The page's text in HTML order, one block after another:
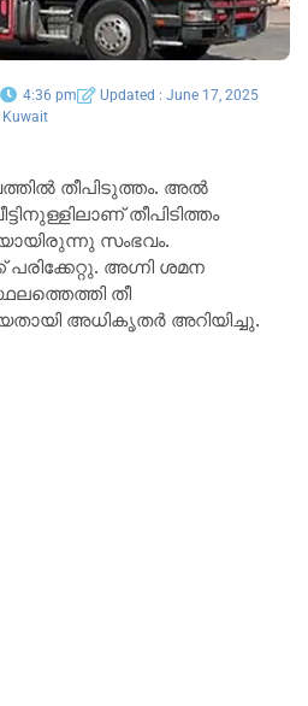
4:36 pm
Updated : June 17, 2025
Kuwait
തീപിടുത്തം. അൽ
തീപിടിത്തം
സംഭവം.
അഗ്നി ശമന
തീ
അധികൃതർ അറിയിച്ചു.